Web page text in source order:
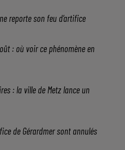
reporte son feu d’artifice
: où voir ce phénomène en
: la ville de Metz lance un
de Gérardmer sont annulés